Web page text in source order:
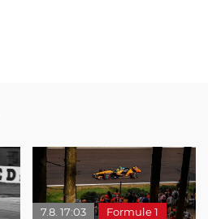
7.8. 17:03 Formule 1